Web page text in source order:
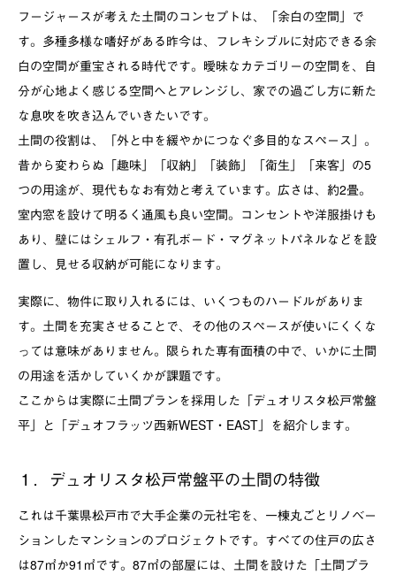
フージャースが考えた土間のコンセプトは、「余白の空間」で
す。多種多様な嗜好がある昨今は、フレキシブルに対応できる余
白の空間が重宝される時代です。曖昧なカテゴリーの空間を、自
分が心地よく感じる空間へとアレンジし、家での過ごし方に新た
な息吹を吹き込んでいきたいです。
土間の役割は、「外と中を緩やかにつなぐ多目的なスペース」。
昔から変わらぬ「趣味」「収納」「装飾」「衛生」「来客」の5
つの用途が、現代もなお有効と考えています。広さは、約2畳。
室内窓を設けて明るく通風も良い空間。コンセントや洋服掛けも
あり、壁にはシェルフ・有孔ボード・マグネットパネルなどを設
置し、見せる収納が可能になります。
実際に、物件に取り入れるには、いくつものハードルがありま
す。土間を充実させることで、その他のスペースが使いにくくな
っては意味がありません。限られた専有面積の中で、いかに土間
の用途を活かしていくかが課題です。
ここからは実際に土間プランを採用した「デュオリスタ松戸常盤
平」と「デュオフラッツ西新WEST・EAST」を紹介します。
１．デュオリスタ松戸常盤平の土間の特徴
これは千葉県松戸市で大手企業の元社宅を、一棟丸ごとリノベー
ションしたマンションのプロジェクトです。すべての住戸の広さ
は87㎡か91㎡です。87㎡の部屋には、土間を設けた「土間プラ